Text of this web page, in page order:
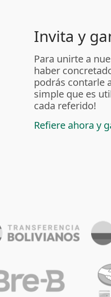
Invita y
Para unirte a
haber
podrás contarle
simple que es
cada referido!
Refiere ahora y